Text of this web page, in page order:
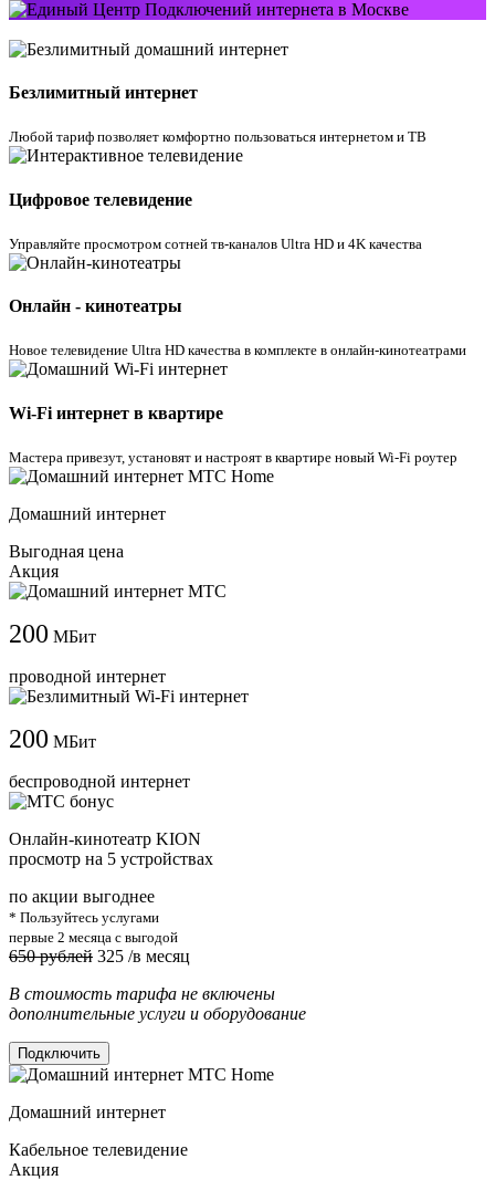
Безлимитный интернет
Любой тариф позволяет комфортно пользоваться интернетом и ТВ
Цифровое телевидение
Управляйте просмотром cотней тв-каналов Ultra HD и 4K качества
Онлайн - кинотеатры
Новое телевидение Ultra HD качества в комплекте в онлайн-кинотеатрами
Wi-Fi интернет в квартире
Мастера привезут, установят и настроят в квартире новый Wi-Fi роутер
Домашний интернет
Выгодная цена
Акция
200 МБит
проводной интернет
200 МБит
беспроводной интернет
Онлайн-кинотеатр KION
просмотр на 5 устройствах
по акции выгоднее
* Пользуйтесь услугами
первые 2 месяца с выгодой
650 рублей 325 /в месяц
В стоимость тарифа не включены
дополнительные услуги и оборудование
Подключить
Домашний интернет
Кабельное телевидение
Акция